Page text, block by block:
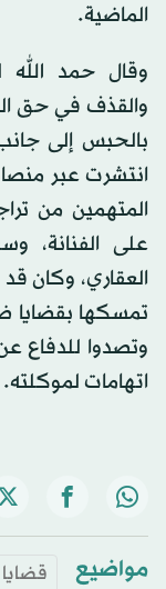
الماضية.
وقال حمد الله
والقذف في حق
بالحبس إلى
انتشرت عبر
المتهمين من
على الفنانة،
العقاري، وكان
تمسكها بقضايا
وتصدوا للدفاع
اتهامات لموكلته.
مواضيع قضايا